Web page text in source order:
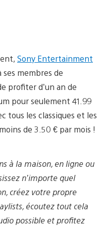
Sony Entertainment
membres de
profiter d’un an de
pour seulement 41.99
tous les classiques et les
de 3.50 € par mois !
à la maison, en ligne ou
n’importe quel
créez votre propre
écoutez tout cela
possible et profitez